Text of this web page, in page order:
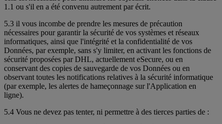
1.1 ou s'il en a été convenu autrement par écrit.
5.3 il vous incombe de prendre les mesures de précaution
nécessaires pour garantir la sécurité de vos systèmes et réseaux
informatiques, ainsi que l'intégrité et la confidentialité de vos
Données, par exemple, sans s'y limiter, en activant les fonctions de
sécurité proposées par DHL, actuellement eSecure, ou en
conservant des copies de sauvegarde de vos Données ou en
observant toutes les notifications relatives à la sécurité informatique
(par exemple, les alertes de hameçonnage sur l'Application en
ligne).
5.4 Vous ne devez pas tenter, ni permettre à des tierces parties de :